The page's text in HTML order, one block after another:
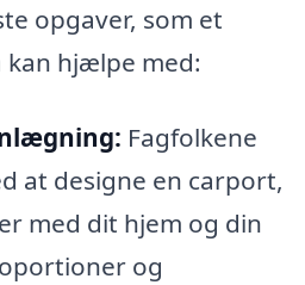
opgaver, som et
hjælpe med:
Fagfolkene
at designe en carport,
med dit hjem og din
og